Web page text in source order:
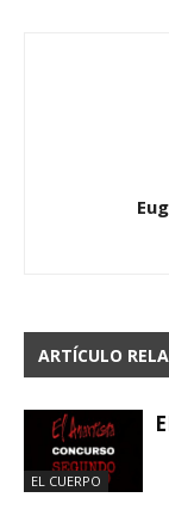
ARTÍCULO
EL CUERPO